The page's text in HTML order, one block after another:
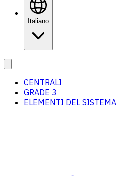
Italiano
CENTRALI
GRADE 3
ELEMENTI DEL SISTEMA